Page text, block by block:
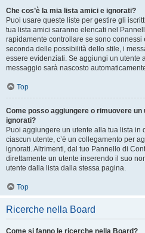
Che cos’è la mia lista amici e ignorati?
Puoi usare queste liste per gestire gli
tua lista amici saranno elencati nel
rapidamente controllare se sono connessi
seconda delle possibilità dello stile, i
essere evidenziati. Se aggiungi un utente
messaggio sarà nascosto
Top
Come posso aggiungere o rimuovere
ignorati?
Puoi aggiungere un utente alla tua lista in
ciascun utente, c’è un collegamento per
ignorati. Altrimenti, dal tuo Pannello di
direttamente un utente inserendo il suo
utente dalla lista dalla stessa pagina.
Top
Ricerche nella Board
Come si fanno le ricerche nella Board?